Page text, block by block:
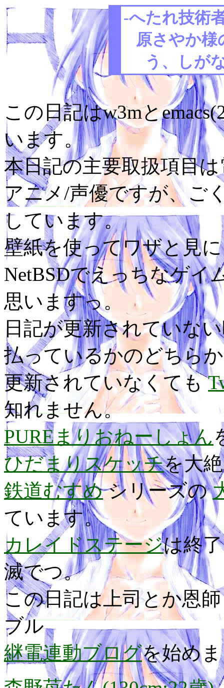
-へたれ技術
原さやか
う、しが
この日記はw3mと
います。
本日記の主要取扱項目
アニメ/声優ですが、ご
しています。
壁紙を使ってワザと見
NetBSDでえっちなゲイ
思いますっ。
日記が更新されていな
払っているかのどちら
更新されていなくても
知れません。
PUREまりおねーしょん
ひだまりスケッチを大
鉄道むすめシリーズの
ています。
カレイドステージは終
滅でつ。
この日記は上司とか恩
ブル
継電連動ブログを始め